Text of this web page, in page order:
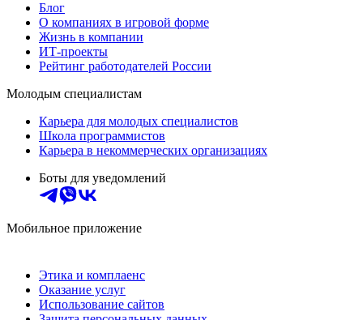
Блог
О компаниях в игровой форме
Жизнь в компании
ИТ-проекты
Рейтинг работодателей России
Молодым специалистам
Карьера для молодых специалистов
Школа программистов
Карьера в некоммерческих организациях
Боты для уведомлений
Мобильное приложение
Этика и комплаенс
Оказание услуг
Использование сайтов